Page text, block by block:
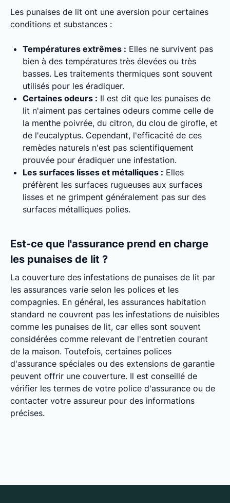
Les punaises de lit ont une aversion pour certaines
conditions et substances :
Températures extrêmes : Elles ne survivent pas
bien à des températures très élevées ou très
basses. Les traitements thermiques sont souvent
utilisés pour les éradiquer.
Certaines odeurs : Il est dit que les punaises de
lit n'aiment pas certaines odeurs comme celle de
la menthe poivrée, du citron, du clou de girofle, et
de l'eucalyptus. Cependant, l'efficacité de ces
remèdes naturels n'est pas scientifiquement
prouvée pour éradiquer une infestation.
Les surfaces lisses et métalliques : Elles
préfèrent les surfaces rugueuses aux surfaces
lisses et ne grimpent généralement pas sur des
surfaces métalliques polies.
Est-ce que l'assurance prend en charge
les punaises de lit ?
La couverture des infestations de punaises de lit par
les assurances varie selon les polices et les
compagnies. En général, les assurances habitation
standard ne couvrent pas les infestations de nuisibles
comme les punaises de lit, car elles sont souvent
considérées comme relevant de l'entretien courant
de la maison. Toutefois, certaines polices
d'assurance spéciales ou des extensions de garantie
peuvent offrir une couverture. Il est conseillé de
vérifier les termes de votre police d'assurance ou de
contacter votre assureur pour des informations
précises.